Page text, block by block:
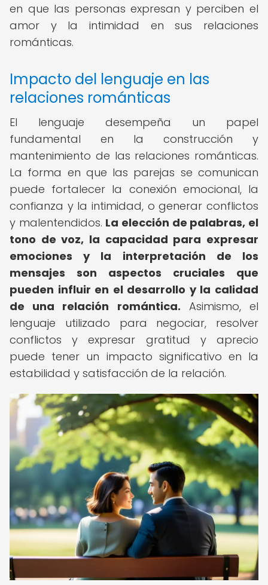
en que las personas expresan y perciben el
amor y la intimidad en sus relaciones
románticas.
Impacto del lenguaje en las
relaciones románticas
El lenguaje desempeña un papel
fundamental en la construcción y
mantenimiento de las relaciones románticas.
La forma en que las parejas se comunican
puede fortalecer la conexión emocional, la
confianza y la intimidad, o generar conflictos
y malentendidos. La elección de palabras, el
tono de voz, la capacidad para expresar
emociones y la interpretación de los
mensajes son aspectos cruciales que
pueden influir en el desarrollo y la calidad
de una relación romántica. Asimismo, el
lenguaje utilizado para negociar, resolver
conflictos y expresar gratitud y aprecio
puede tener un impacto significativo en la
estabilidad y satisfacción de la relación.